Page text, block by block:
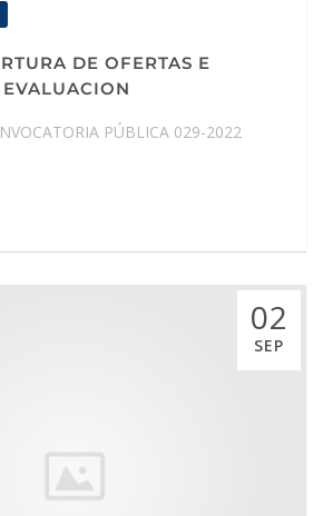
DE OFERTAS E
PÚBLICA 029-2022
02
SEP